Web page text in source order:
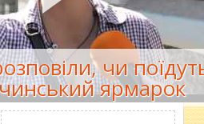
чи
ярмарок